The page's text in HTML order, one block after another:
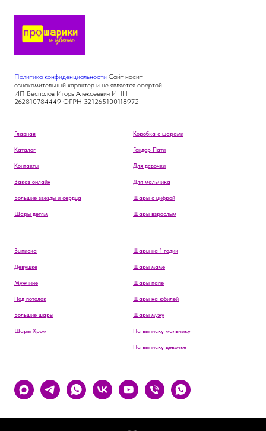
Политика конфиденциальности Сайт носит
ознакомительный характер и не является офертой
ИП Беспалов Игорь Алексеевич ИНН
262810784449 ОГРН 321265100118972
Главная
Каталог
Контакты
Заказ онлайн
Большие звезды и сердца
Шары детям
Коробка с шарами
Гендер Пати
Для девочки
Для мальчика
Шары с цифрой
Шары взрослым
Выписка
Девушке
Мужчине
Под потолок
Большие шары
Шары Хром
Шары на 1 годик
Шары маме
Шары папе
Шары на юбилей
Шары мужу
На выписку мальчику
На выписку девочке